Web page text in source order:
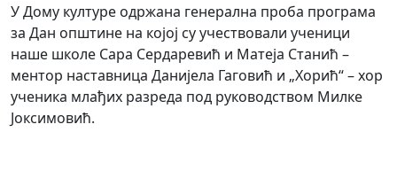
У Дому културе одржана генерална проба програма
за Дан општине на којој су учествовали ученици
наше школе Сара Сердаревић и Матеја Станић –
ментор наставница Данијела Гаговић и „Хорић“ – хор
ученика млађих разреда под руководством Милке
Јоксимовић.